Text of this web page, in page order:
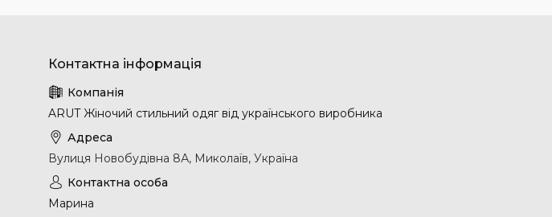
ARUT Жіночий стильний одяг від українського виробника
Вулиця Новобудівна 8А, Миколаїв, Україна
Марина